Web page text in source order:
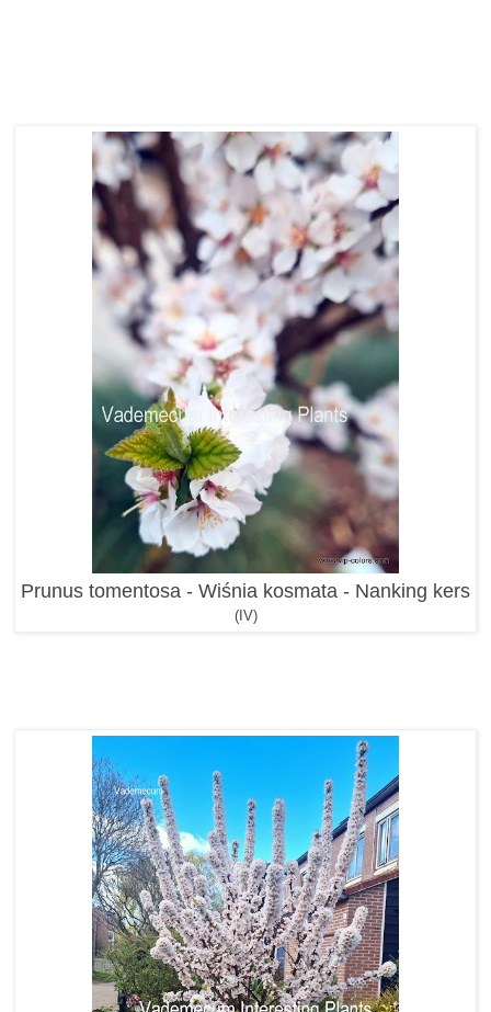
Prunus tomentosa - Wiśnia kosmata - Nanking kers
(IV)